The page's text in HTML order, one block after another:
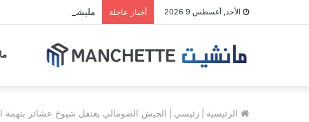
الأحد, أغسطس 9 2026 أخبار عاجلة مليشيا الحوثي تجدد
الرئيسية رئيسي الجيش الصومالي يعتقل شيوخ عشائر بتهمة